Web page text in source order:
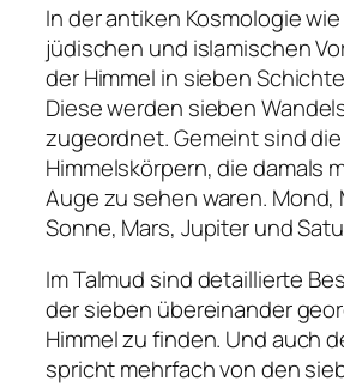
In der antiken Kosmologie
jüdischen und islamischen
der Himmel in sieben
Diese werden sieben
zugeordnet. Gemeint sind die
Himmelskörpern, die damals
Auge zu sehen waren. Mond,
Sonne, Mars, Jupiter und
Im Talmud sind detaillierte
der sieben übereinander
Himmel zu finden. Und auch
spricht mehrfach von den